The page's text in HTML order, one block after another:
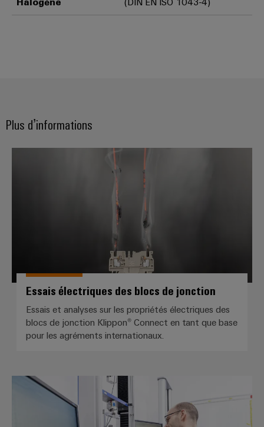
Plus d’informations
Essais électriques des blocs de jonction
Essais et analyses sur les propriétés électriques des
blocs de jonction Klippon® Connect en tant que base
pour les agréments internationaux.
Essais mécaniques des blocs de